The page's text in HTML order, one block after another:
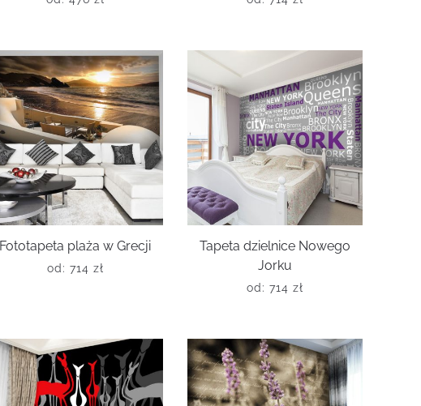
Fototapeta plaża w Grecji
od: 714 zł
Tapeta dzielnice Nowego
Jorku
od: 714 zł